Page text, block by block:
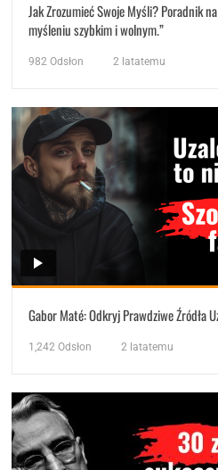
Jak Zrozumieć Swoje Myśli? Poradnik
myśleniu szybkim i wolnym.”
982 Odsłon 2 latatemu
Gabor Maté: Odkryj Prawdziwe Źródła
1,242 Odsłon 2 latatemu